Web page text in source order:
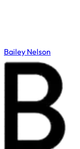
Bailey Nelson